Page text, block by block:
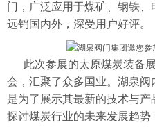
门，广泛应用于煤矿、钢铁
远销国内外，深受用户好评。
此次参展的太原煤炭装备
会，汇聚了众多国业。湖泉阀
是为了展示其最新的技术与
探讨煤炭行业的未来发展趋